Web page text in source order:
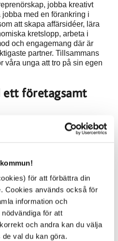
för att förbättra din
Cookies används också för
information och
för att
och andra kan du välja
val du kan göra.
jobba kreativt
med en förankring i
att skapa affärsidéer, lära
kretslopp, arbeta i
och engagemang där är
partner. Tillsammans
våra unga att tro på sin egen
ett företagsamt
arbetar gemensamt
Vi vill skapa
företagsamhet mer, tre
Tankeverkstad samt
i gymnasiet
innebär